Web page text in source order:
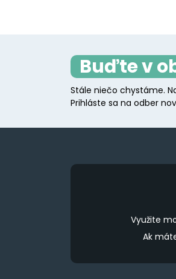
Buďte v
Stále niečo chystáme.
Prihláste sa na odber
Využite
Ak